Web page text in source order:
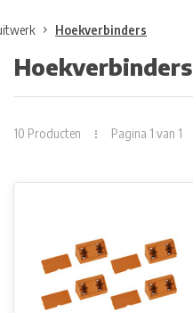
Hoekverbinders
Hoekverbinders
10 Producten Pagina 1 van 1